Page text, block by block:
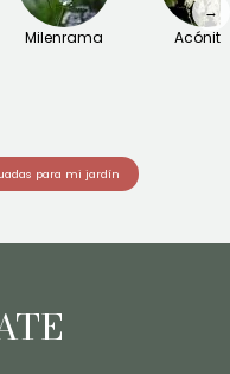
Milenrama
→
para mi jardín